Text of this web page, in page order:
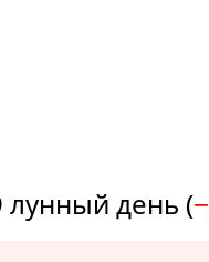
лунный день (−